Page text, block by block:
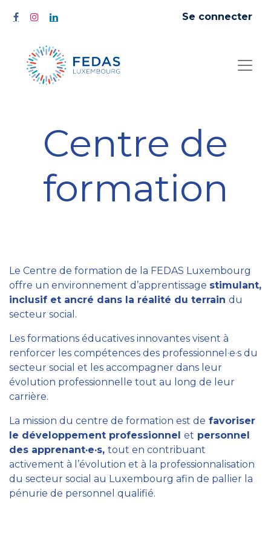
Se connecter
Centre de
formation
Le Centre de formation de la FEDAS Luxembourg
offre un environnement d’apprentissage stimulant,
inclusif et ancré dans la réalité du terrain du
secteur social.
Les formations éducatives innovantes visent à
renforcer les compétences des professionnel·e·s du
secteur social et les accompagner dans leur
évolution professionnelle tout au long de leur
carrière.
La mission du centre de formation est de favoriser
le développement professionnel et personnel
des apprenant·e·s, tout en contribuant
activement à l’évolution et à la professionnalisation
du secteur social au Luxembourg afin de pallier la
pénurie de personnel qualifié.